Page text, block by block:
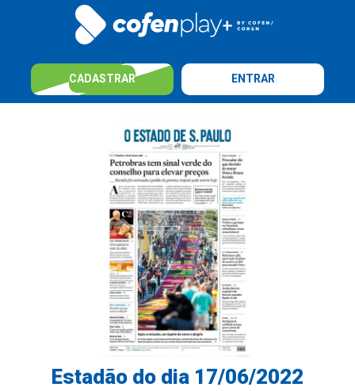
CADASTRAR ENTRAR
Estadão do dia 17/06/2022